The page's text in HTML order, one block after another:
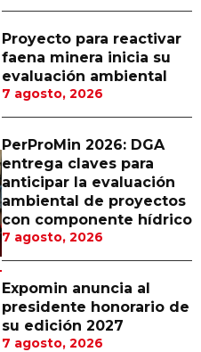
Proyecto para reactivar
faena minera inicia su
evaluación ambiental
7 agosto, 2026
PerProMin 2026: DGA
entrega claves para
anticipar la evaluación
ambiental de proyectos
con componente hídrico
7 agosto, 2026
Expomin anuncia al
presidente honorario de
su edición 2027
7 agosto, 2026